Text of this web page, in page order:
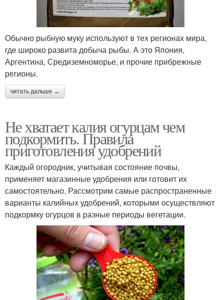
Обычно рыбную муку используют в тех регионах мира,
где широко развита добыча рыбы. А это Япония,
Аргентина, Средиземноморье, и прочие прибрежные
регионы.
читать дальше →
Не хватает калия огурцам чем
подкормить. Правила
приготовления удобрений
Каждый огородник, учитывая состояние почвы,
применяет магазинные удобрения или готовит их
самостоятельно. Рассмотрим самые распространенные
варианты калийных удобрений, которыми осуществляют
подкормку огурцов в разные периоды вегетации.